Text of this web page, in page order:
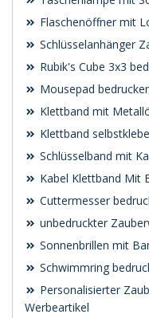
Flaschenöffner mit
Schlüsselanhänger
Rubik's Cube 3x3
Mousepad
Klettband mit
Klettband
Schlüsselband mit
Kabel Klettband Mit
Cuttermesser
unbedruckter
Sonnenbrillen mit
Schwimmring
Personalisierter
Werbeartikel